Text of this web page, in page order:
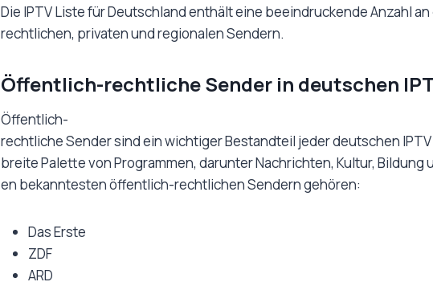
Die IPTV Liste für Deutschland enthält eine beeindruckende Anzahl
rechtlichen, privaten und regionalen Sendern.
Öffentlich-rechtliche Sender in deutschen
Öffentlich-
rechtliche Sender sind ein wichtiger Bestandteil jeder deutschen
breite Palette von Programmen, darunter Nachrichten, Kultur, Bildung
en bekanntesten öffentlich-rechtlichen Sendern gehören:
Das Erste
ZDF
ARD